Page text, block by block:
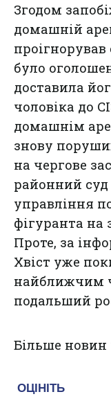
Згодом
домашній
проігнорував
було
доставила
чоловіка до
домашнім
знову
на чергове
районний
управління
фігуранта на
Проте, за
Хвіст уже
найближчим
подальший
Більше новин